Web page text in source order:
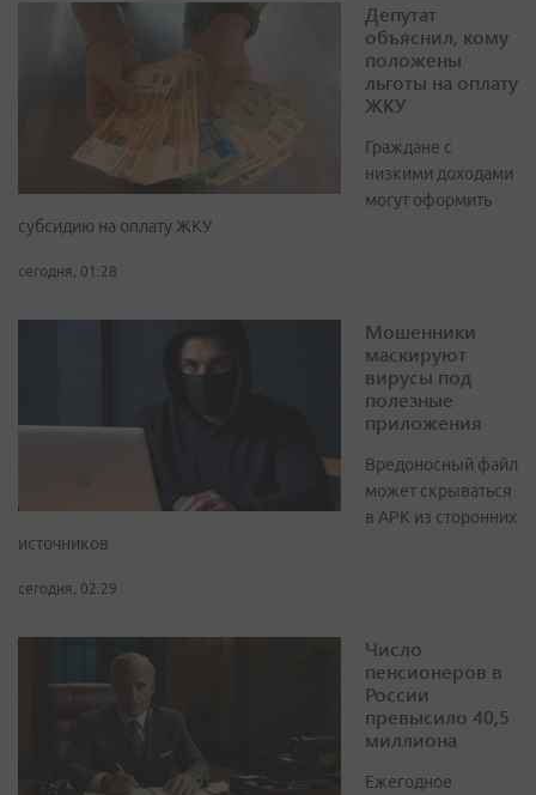
Депутат
объяснил, кому
положены
льготы на оплату
ЖКУ
Граждане с
низкими доходами
могут оформить
субсидию на оплату ЖКУ
сегодня, 01:28
Мошенники
маскируют
вирусы под
полезные
приложения
Вредоносный файл
может скрываться
в APK из сторонних
источников
сегодня, 02:29
Число
пенсионеров в
России
превысило 40,5
миллиона
Ежегодное